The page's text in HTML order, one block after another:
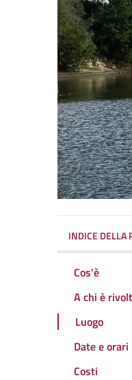
INDICE DELLA
Cos'è
A chi è
Luogo
Date e orari
Costi